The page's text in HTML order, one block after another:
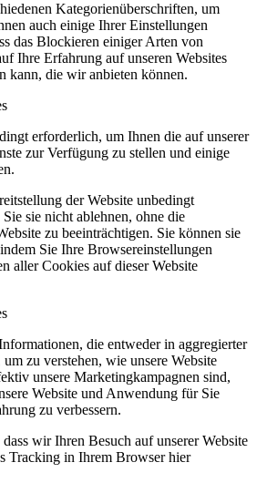
Kategorienüberschriften, um
auch einige Ihrer Einstellungen
das Blockieren einiger Arten von
Ihre Erfahrung auf unseren Websites
kann, die wir anbieten können.
erforderlich, um Ihnen die auf unserer
zur Verfügung zu stellen und einige
der Website unbedingt
sie nicht ablehnen, ohne die
zu beeinträchtigen. Sie können sie
Sie Ihre Browsereinstellungen
aller Cookies auf dieser Website
die entweder in aggregierter
zu verstehen, wie unsere Website
unsere Marketingkampagnen sind,
Website und Anwendung für Sie
zu verbessern.
wir Ihren Besuch auf unserer Website
Tracking in Ihrem Browser hier